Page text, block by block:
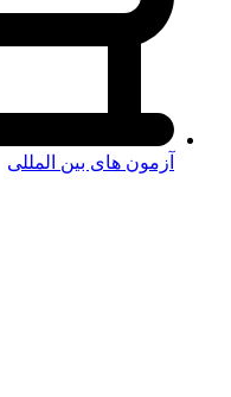
آزمون های بین المللی